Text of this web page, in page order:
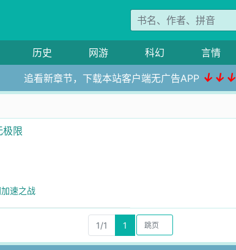
历史 网游 科幻 言情
追看新章节，下载本站客户端无广告APP ↓↓↓
极限
速之战
1/1 1